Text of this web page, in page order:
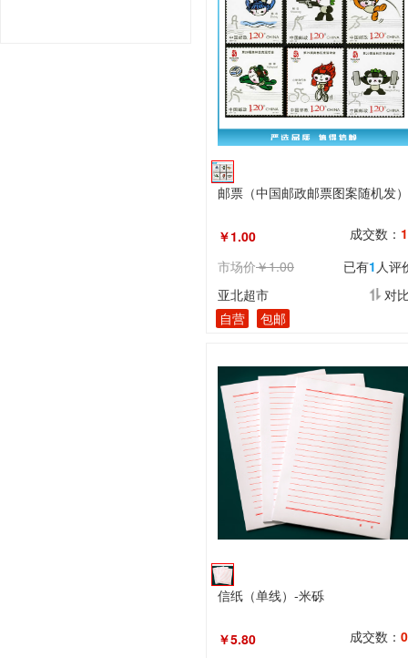
邮票（中国邮政邮票图案随机发）
￥1.00 成交数： 1
市场价￥1.00 已有1 人评
亚北超市
对
自营
包邮
信纸（单线）-米砾
￥5.80 成交数： 0